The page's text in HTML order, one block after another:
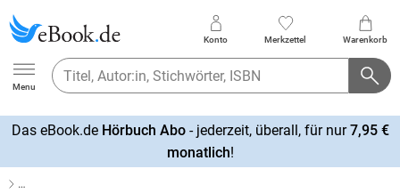
Ebook.de
Menu
Konto Merkzettel Warenkorb
Das eBook.de Hörbuch Abo- jederzeit, überall, für nur7,95 €
monatlich!
…